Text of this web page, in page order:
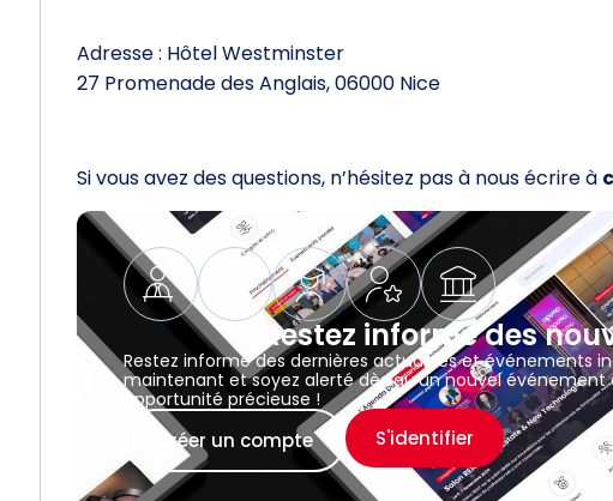
Adresse : Hôtel Westminster
27 Promenade des Anglais, 06000 Nice
Si vous avez des questions, n’hésitez pas à nous écrire à
Restez informé des
Restez informé des dernières actualités et événements
maintenant et soyez alerté dès qu’un nouvel
opportunité précieuse !
Créer un compte S'identifier